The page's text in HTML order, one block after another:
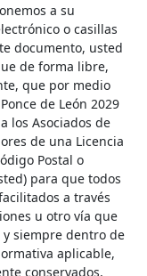
a su
o casillas
documento, usted
de forma libre,
que por medio
de León 2029
los Asociados de
de una Licencia
Postal o
para que todos
a través
u otro vía que
y siempre dentro de
aplicable,
conservados,